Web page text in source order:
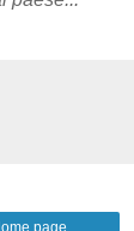
page